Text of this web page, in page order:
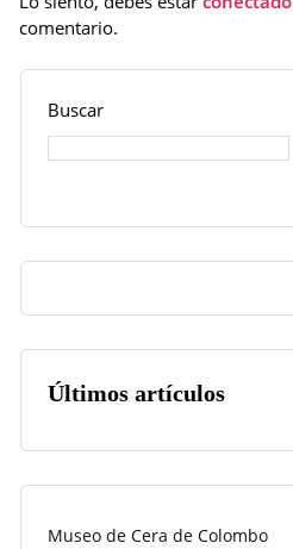
comentario.
Buscar
Últimos artículos
Museo de Cera de Colombo